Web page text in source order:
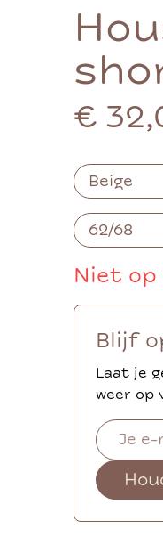
€
Niet op
Blijf
Laat je
weer op